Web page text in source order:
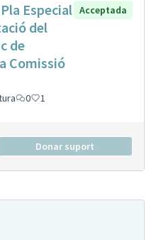
Especial
del
de
Comissió
Acceptada
0 1
Donar suport